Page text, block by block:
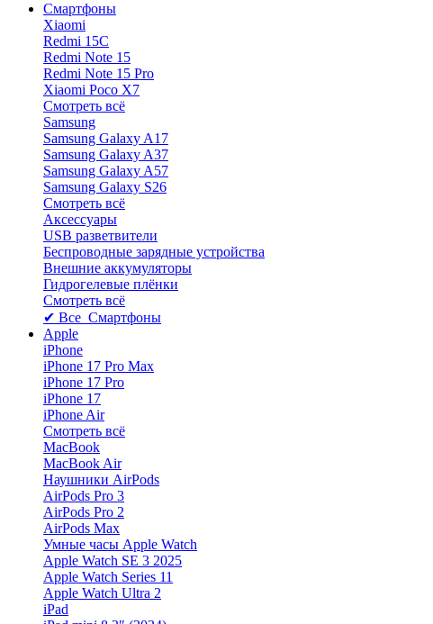
Смартфоны
Xiaomi
Redmi 15C
Redmi Note 15
Redmi Note 15 Pro
Xiaomi Poco X7
Смотреть всё
Samsung
Samsung Galaxy A17
Samsung Galaxy A37
Samsung Galaxy A57
Samsung Galaxy S26
Смотреть всё
Аксессуары
USB разветвители
Беспроводные зарядные устройства
Внешние аккумуляторы
Гидрогелевые плёнки
Смотреть всё
✔ Все Смартфоны
Apple
iPhone
iPhone 17 Pro Max
iPhone 17 Pro
iPhone 17
iPhone Air
Смотреть всё
MacBook
MacBook Air
Наушники AirPods
AirPods Pro 3
AirPods Pro 2
AirPods Max
Умные часы Apple Watch
Apple Watch SE 3 2025
Apple Watch Series 11
Apple Watch Ultra 2
iPad